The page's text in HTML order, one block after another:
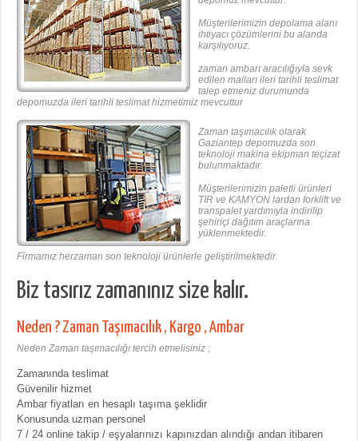
Müşterilerimizin depolama alanı
ihtiyacı çözümlerini bu alanda
karşılıyoruz.
zaman ambarı aracılığıyla sevk
edilen malları ileri tarihli teslimat
talep etmeniz durumunda
depomuzda ileri tarihli teslimat hizmetimiz mevcuttur
Zaman taşımacılık olarak
Gaziantep depomuzda son
teknoloji makina ekipman teçizat
bulunmaktadır.
Müşterilerimizin paletli ürünleri
TIR ve KAMYON lardan forklift ve
transpalet yardımıyla indirilip
şehiriçi dağıtım araçlarına
yüklenmektedir.
Firmamız herzaman son teknoloji ürünlerle geliştirilmektedir.
Biz tasırız zamanınız size kalır.
Neden ? Zaman Taşımacılık , Kargo , Ambar
Neden Zaman taşımacılığı tercih etmelisiniz ;
Zamanında teslimat
Güvenilir hizmet
Ambar fiyatları en hesaplı taşıma şeklidir
Konusunda uzman personel
7 / 24 online takip / eşyalarınızı kapınızdan alındığı andan itibaren